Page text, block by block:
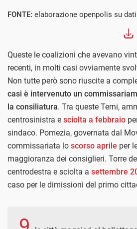
FONTE: elaborazione openpolis su
Queste le coalizioni che avevano
recenti, in molti casi ovviamente
Non tutte però sono riuscite a
casi è intervenuto un
la consiliatura. Tra queste Terni,
centrosinistra e sciolta a febbraio
sindaco. Pomezia, governata dal
commissariata lo scorso aprile per
maggioranza dei consiglieri. Torre
centrodestra e sciolta a settembre
caso per le dimissioni del primo